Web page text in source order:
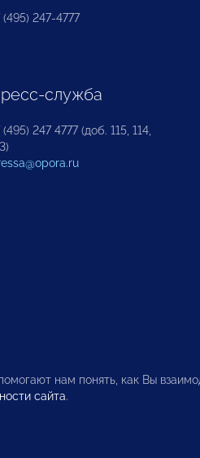
(495) 247-4777
служба
(495) 247 4777 (доб. 115, 114,
нам понять, как Вы
сайта.